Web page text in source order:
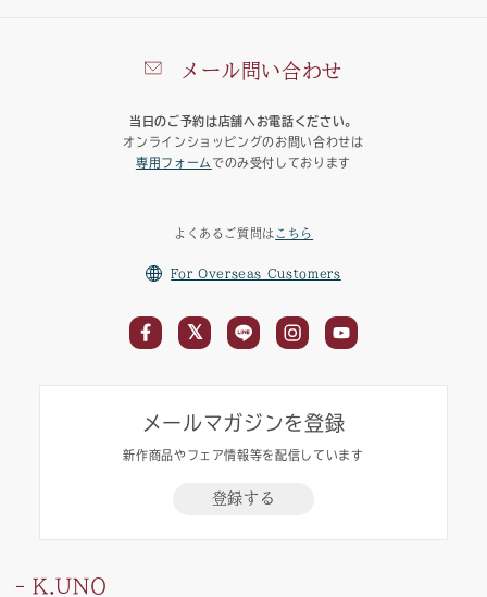
メール問い合わせ
当日のご予約は店舗へお電話ください。
オンラインショッピングのお問い合わせは
専用フォーム でのみ受付しております
よくあるご質問は こちら
For Overseas Customers
メールマガジンを登録
新作商品やフェア情報等を配信しています
登録する
K.UNO